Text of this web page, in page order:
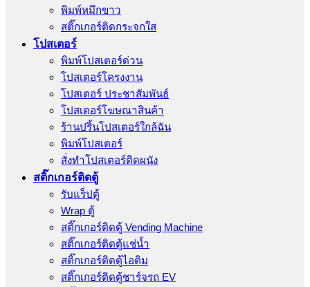
พิมพ์หมึกขาว
สติ๊กเกอร์ติดกระจกใส
โปสเตอร์
พิมพ์โปสเตอร์ด่วน
โปสเตอร์โครงงาน
โปสเตอร์ ประชาสัมพันธ์
โปสเตอร์โฆษณาสินค้า
ร้านปริ้นโปสเตอร์ใกล้ฉัน
พิมพ์โปสเตอร์
สั่งทําโปสเตอร์ติดผนัง
สติ๊กเกอร์ติดตู้
รับแร็ปตู้
Wrap ตู้
สติ๊กเกอร์ติดตู้ Vending Machine
สติ๊กเกอร์ติดตู้แช่น้ำ
สติ๊กเกอร์ติดตู้ไอติม
สติ๊กเกอร์ติดตู้ชาร์จรถ EV